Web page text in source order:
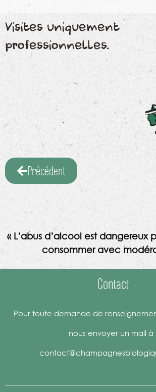
Visites uniquement
professionnelles.
Précédent
« L’abus d’alcool est dangereux
consommer avec
Contact
Pour toute demande de
nous envoyer un mail à